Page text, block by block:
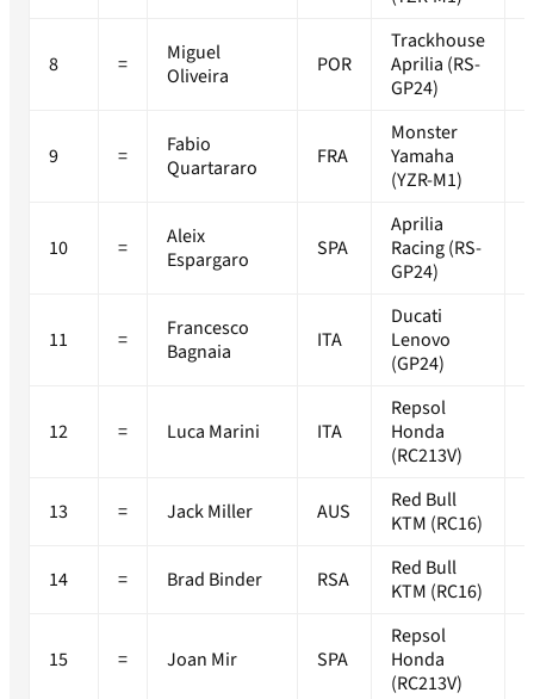
8 =
Miguel
Oliveira
POR
Trackhouse
Aprilia (RS-
GP24)
9 =
Fabio
Quartararo
FRA
Monster
Yamaha
(YZR-M1)
10 =
Aleix
Espargaro
SPA
Aprilia
Racing (RS-
GP24)
11 =
Francesco
Bagnaia
ITA
Ducati
Lenovo
(GP24)
12 = Luca Marini ITA
Repsol
Honda
(RC213V)
13 = Jack Miller AUS
Red Bull
KTM (RC16)
14 = Brad Binder RSA
Red Bull
KTM (RC16)
15 = Joan Mir SPA
Repsol
Honda
(RC213V)